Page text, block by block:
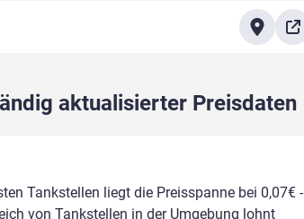
aktualisierter Preisdaten
Tankstellen liegt die Preisspanne bei 0,07€ -
von Tankstellen in der Umgebung lohnt